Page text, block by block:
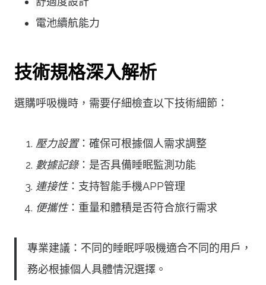
電池續航能力
技術規格深入解析
選購呼吸機時，需要仔細檢查以下技術細節：
壓力設置：確保可根據個人需求調整
數據記錄：是否具備睡眠監測功能
連接性：支持智能手機APP管理
便攜性：重量和體積是否符合旅行需求
專業建議：不同的睡眠呼吸機適合不同的用戶，
務必根據個人具體情況選擇。